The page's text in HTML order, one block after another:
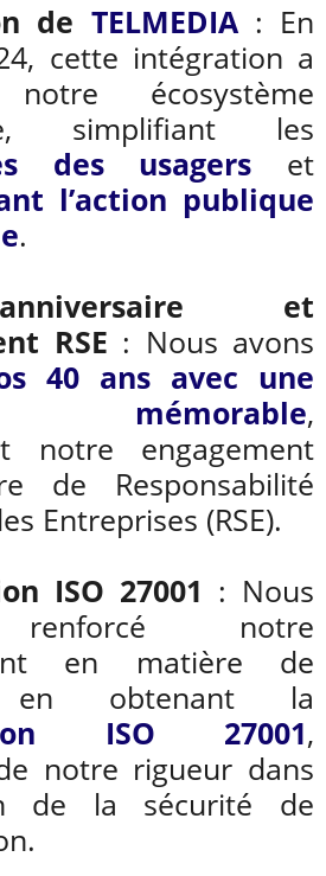
de TELMEDIA: En
cette intégration a
écosystème
simplifiant les
des usagers et
l’action publique
.
et
RSE : Nous avons
40 ans avec une
mémorable,
notre engagement
de Responsabilité
Entreprises (RSE).
ISO 27001 : Nous
notre
en matière de
en obtenant la
ISO 27001,
notre rigueur dans
de la sécurité de